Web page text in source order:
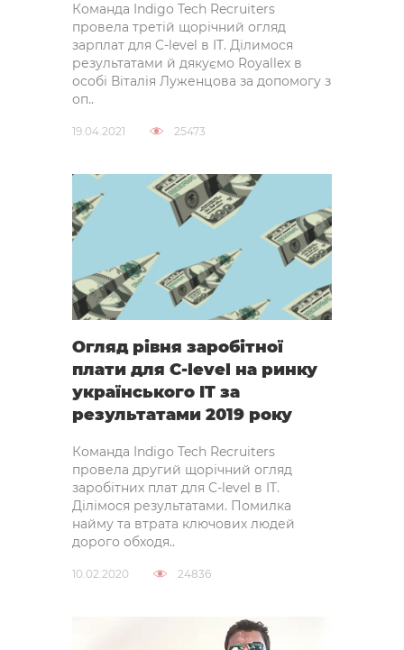
Команда Indigo Tech Recruiters
провела третій щорічний огляд
зарплат для C-level в IT. Ділимося
результатами й дякуємо Royallex в
особі Віталія Луженцова за допомогу з
оп..
19.04.2021 25473
Огляд рівня заробітної
плати для C-level на ринку
українського IT за
результатами 2019 року
Команда Indigo Tech Recruiters
провела другий щорічний огляд
заробітних плат для C-level в IT.
Ділімося результатами. Помилка
найму та втрата ключових людей
дорого обходя..
10.02.2020 24836